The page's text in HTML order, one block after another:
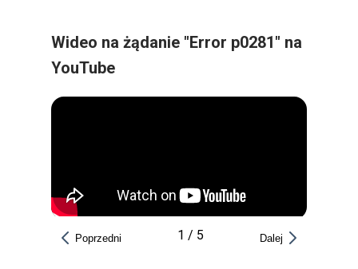
Wideo na żądanie "Error p0281" na
YouTube
Poprzedni 1 / 5 Dalej